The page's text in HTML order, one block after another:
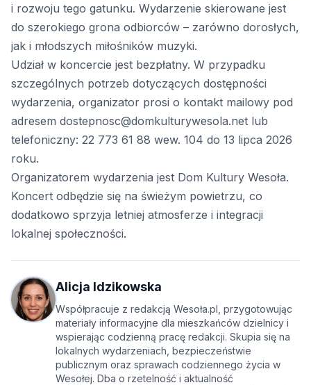
i rozwoju tego gatunku. Wydarzenie skierowane jest
do szerokiego grona odbiorców – zarówno dorosłych,
jak i młodszych miłośników muzyki.
Udział w koncercie jest bezpłatny. W przypadku
szczególnych potrzeb dotyczących dostępności
wydarzenia, organizator prosi o kontakt mailowy pod
adresem dostepnosc@domkulturywesola.net lub
telefoniczny: 22 773 61 88 wew. 104 do 13 lipca 2026
roku.
Organizatorem wydarzenia jest Dom Kultury Wesoła.
Koncert odbędzie się na świeżym powietrzu, co
dodatkowo sprzyja letniej atmosferze i integracji
lokalnej społeczności.
Alicja Idzikowska
Współpracuje z redakcją Wesoła.pl, przygotowując
materiały informacyjne dla mieszkańców dzielnicy i
wspierając codzienną pracę redakcji. Skupia się na
lokalnych wydarzeniach, bezpieczeństwie
publicznym oraz sprawach codziennego życia w
Wesołej. Dba o rzetelność i aktualność